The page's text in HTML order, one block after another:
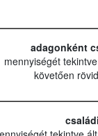
adagonként
mennyiségét
követően